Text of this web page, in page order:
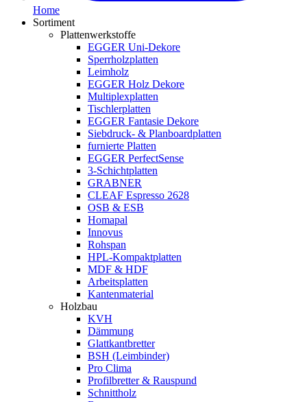
Home
Sortiment
Plattenwerkstoffe
EGGER Uni-Dekore
Sperrholzplatten
Leimholz
EGGER Holz Dekore
Multiplexplatten
Tischlerplatten
EGGER Fantasie Dekore
Siebdruck- & Planboardplatten
furnierte Platten
EGGER PerfectSense
3-Schichtplatten
GRABNER
CLEAF Espresso 2628
OSB & ESB
Homapal
Innovus
Rohspan
HPL-Kompaktplatten
MDF & HDF
Arbeitsplatten
Kantenmaterial
Holzbau
KVH
Dämmung
Glattkantbretter
BSH (Leimbinder)
Pro Clima
Profilbretter & Rauspund
Schnittholz